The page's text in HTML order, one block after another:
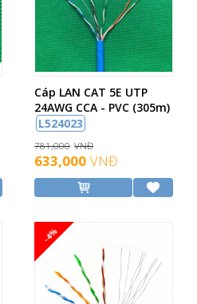
Cáp LAN CAT 5E UTP
24AWG CCA - PVC (305m)
L524023
781,000 VNĐ
633,000 VNĐ
-4%